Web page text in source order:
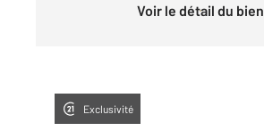
Voir le détail du bien
Exclusivité